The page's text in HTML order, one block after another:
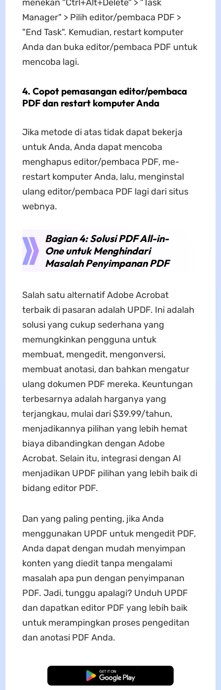
menekan "Ctrl+Alt+Delete" > "Task
Manager" > Pilih editor/pembaca PDF >
"End Task". Kemudian, restart komputer
Anda dan buka editor/pembaca PDF untuk
mencoba lagi.
4. Copot pemasangan editor/pembaca
PDF dan restart komputer Anda
Jika metode di atas tidak dapat bekerja
untuk Anda, Anda dapat mencoba
menghapus editor/pembaca PDF, me-
restart komputer Anda, lalu, menginstal
ulang editor/pembaca PDF lagi dari situs
webnya.
Bagian 4: Solusi PDF All-in-
One untuk Menghindari
Masalah Penyimpanan PDF
Salah satu alternatif Adobe Acrobat
terbaik di pasaran adalah UPDF. Ini adalah
solusi yang cukup sederhana yang
memungkinkan pengguna untuk
membuat, mengedit, mengonversi,
membuat anotasi, dan bahkan mengatur
ulang dokumen PDF mereka. Keuntungan
terbesarnya adalah harganya yang
terjangkau, mulai dari $39.99/tahun,
menjadikannya pilihan yang lebih hemat
biaya dibandingkan dengan Adobe
Acrobat. Selain itu, integrasi dengan AI
menjadikan UPDF pilihan yang lebih baik di
bidang editor PDF.
Dan yang paling penting, jika Anda
menggunakan UPDF untuk mengedit PDF,
Anda dapat dengan mudah menyimpan
konten yang diedit tanpa mengalami
masalah apa pun dengan penyimpanan
PDF. Jadi, tunggu apalagi? Unduh UPDF
dan dapatkan editor PDF yang lebih baik
untuk merampingkan proses pengeditan
dan anotasi PDF Anda.
Unduh Gratis